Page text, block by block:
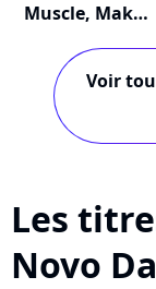
Muscle, Make
Voir
Les
Novo